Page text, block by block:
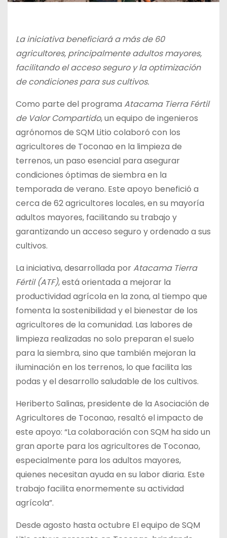
La iniciativa beneficiará a más de 60
agricultores, principalmente adultos mayores,
facilitando el acceso seguro y la optimización
de condiciones para sus cultivos.
Como parte del programa Atacama Tierra Fértil
de Valor Compartido, un equipo de ingenieros
agrónomos de SQM Litio colaboró con los
agricultores de Toconao en la limpieza de
terrenos, un paso esencial para asegurar
condiciones óptimas de siembra en la
temporada de verano. Este apoyo benefició a
cerca de 62 agricultores locales, en su mayoría
adultos mayores, facilitando su trabajo y
garantizando un acceso seguro y ordenado a sus
cultivos.
La iniciativa, desarrollada porAtacama Tierra
Fértil (ATF), está orientada a mejorar la
productividad agrícola en la zona, al tiempo que
fomenta la sostenibilidad y el bienestar de los
agricultores de la comunidad. Las labores de
limpieza realizadas no solo preparan el suelo
para la siembra, sino que también mejoran la
iluminación en los terrenos, lo que facilita las
podas y el desarrollo saludable de los cultivos.
Heriberto Salinas, presidente de la Asociación de
Agricultores de Toconao, resaltó el impacto de
este apoyo: “La colaboración con SQM ha sido un
gran aporte para los agricultores de Toconao,
especialmente para los adultos mayores,
quienes necesitan ayuda en su labor diaria. Este
trabajo facilita enormemente su actividad
agrícola”.
Desde agosto hasta octubre El equipo de SQM